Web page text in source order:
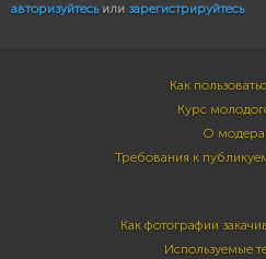
авторизуйтесьили зарегистрируйтесь
Как
Курс
О
Требования к
Как фотографии
Используемые